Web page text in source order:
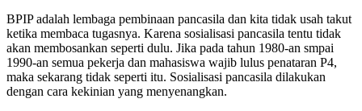
BPIP adalah lembaga pembinaan pancasila dan kita tidak usah takut
ketika membaca tugasnya. Karena sosialisasi pancasila tentu tidak
akan membosankan seperti dulu. Jika pada tahun 1980-an smpai
1990-an semua pekerja dan mahasiswa wajib lulus penataran P4,
maka sekarang tidak seperti itu. Sosialisasi pancasila dilakukan
dengan cara kekinian yang menyenangkan.